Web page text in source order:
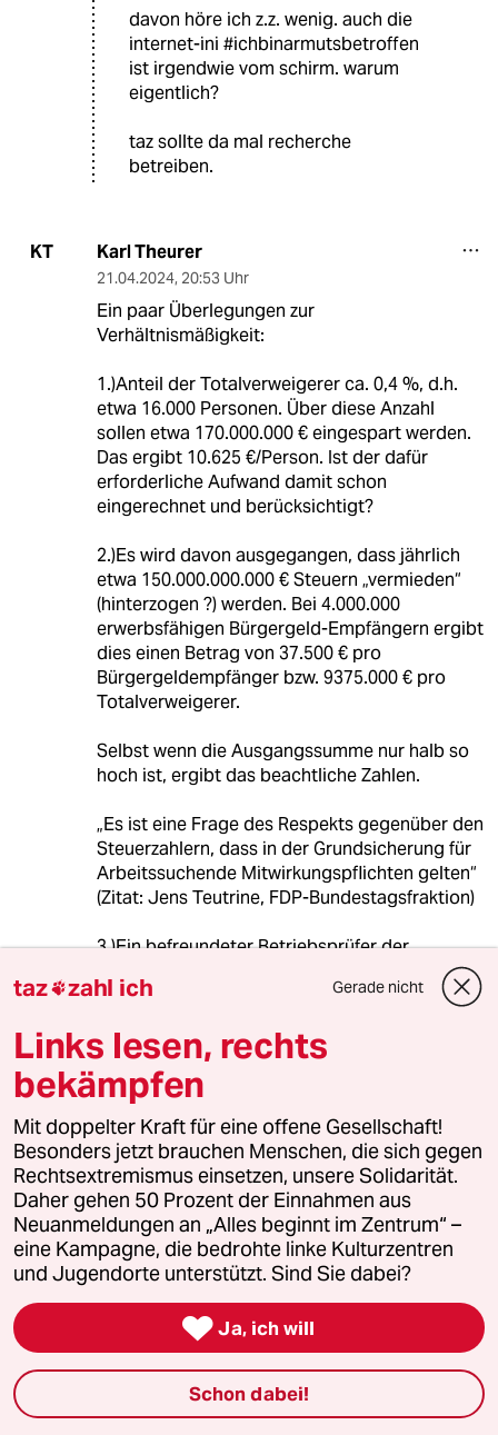
davon höre ich z.z. wenig. auch die
internet-ini #ichbinarmutsbetroffen
ist irgendwie vom schirm. warum
eigentlich?
taz sollte da mal recherche
betreiben.
KT Karl Theurer
21.04.2024, 20:53 Uhr
Ein paar Überlegungen zur
Verhältnismäßigkeit:
1.)Anteil der Totalverweigerer ca. 0,4 %, d.h.
etwa 16.000 Personen. Über diese Anzahl
sollen etwa 170.000.000 € eingespart werden.
Das ergibt 10.625 €/Person. Ist der dafür
erforderliche Aufwand damit schon
eingerechnet und berücksichtigt?
2.)Es wird davon ausgegangen, dass jährlich
etwa 150.000.000.000 € Steuern „vermieden“
(hinterzogen ?) werden. Bei 4.000.000
erwerbsfähigen Bürgergeld-Empfängern ergibt
dies einen Betrag von 37.500 € pro
Bürgergeldempfänger bzw. 9375.000 € pro
Totalverweigerer.
Selbst wenn die Ausgangssumme nur halb so
hoch ist, ergibt das beachtliche Zahlen.
„Es ist eine Frage des Respekts gegenüber den
Steuerzahlern, dass in der Grundsicherung für
Arbeitssuchende Mitwirkungspflichten gelten“
(Zitat: Jens Teutrine, FDP-Bundestagsfraktion)
3.)Ein befreundeter Betriebsprüfer der
Finanzverwaltung hat nach seinen Angaben
2.000.000 € im Jahr in die Finanzkasse
170.000.000 €
„Wenn sich jemand wie besessen an einem
Problem abarbeitet, dass es praktisch so gut
wie gar nicht gibt … wie nennt man das?“ (Zitat:
Ulrich Schneider, Hauptgeschäftsführer des
Paritätischen Wohlfahrtsverbandes)
Tom Lehner
22.04.2024,
@Karl Theurer:
Wie man das nennt?
Eine Nebelkerze.
Ich gebe Ihnen vorbehaltlos recht.
taz zahl ich Gerade nicht
Links lesen, rechts
bekämpfen
Mit doppelter Kraft für eine offene Gesellschaft!
Besonders jetzt brauchen Menschen, die sich gegen
Rechtsextremismus einsetzen, unsere Solidarität.
Daher gehen 50 Prozent der Einnahmen aus
Neuanmeldungen an „Alles beginnt im Zentrum“ –
eine Kampagne, die bedrohte linke Kulturzentren
und Jugendorte unterstützt. Sind Sie dabei?
 Ja, ich will
Schon dabei!